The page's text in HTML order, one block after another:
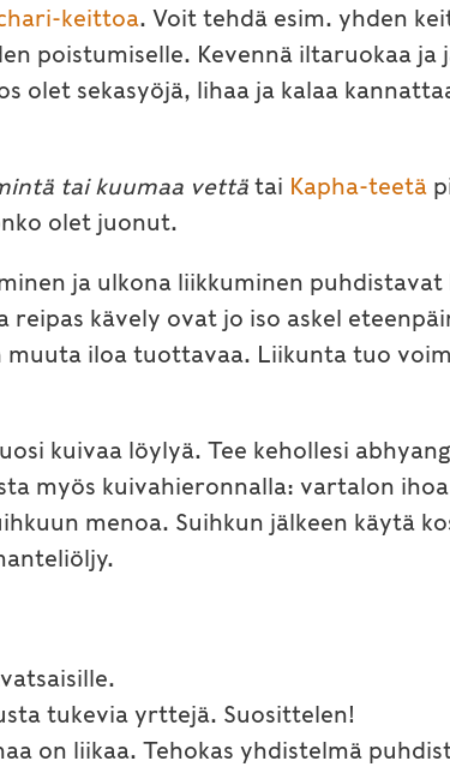
keittoa. Voit tehdä esim. yhden
poistumiselle. Kevennä iltaruokaa
olet sekasyöjä, lihaa ja kalaa
tai kuumaa vettä tai Kapha-teetä
olet juonut.
ja ulkona liikkuminen
reipas kävely ovat jo iso askel
iloa tuottavaa. Liikunta tuo
kuivaa löylyä. Tee kehollesi
myös kuivahieronnalla: vartalon
menoa. Suihkun jälkeen käytä
tukevia yrttejä. Suosittelen!
on liikaa. Tehokas yhdistelmä